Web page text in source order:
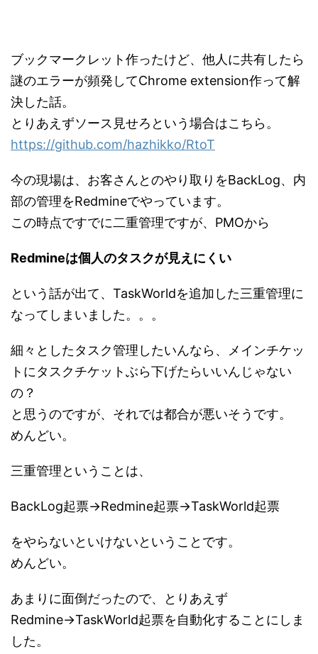
ブックマークレット作ったけど、他人に共有したら
謎のエラーが頻発してChrome extension作って解
決した話。
とりあえずソース見せろという場合はこちら。
https://github.com/hazhikko/RtoT
今の現場は、お客さんとのやり取りをBackLog、内
部の管理をRedmineでやっています。
この時点ですでに二重管理ですが、PMOから
Redmineは個人のタスクが見えにくい
という話が出て、TaskWorldを追加した三重管理に
なってしまいました。。。
細々としたタスク管理したいんなら、メインチケッ
トにタスクチケットぶら下げたらいいんじゃない
の？
と思うのですが、それでは都合が悪いそうです。
めんどい。
三重管理ということは、
BackLog起票→Redmine起票→TaskWorld起票
をやらないといけないということです。
めんどい。
あまりに面倒だったので、とりあえず
Redmine→TaskWorld起票を自動化することにしま
した。